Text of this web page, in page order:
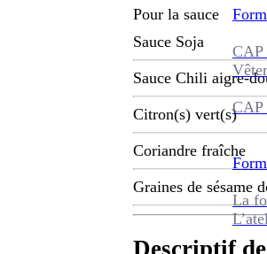
CAP
CAP
La
Pour la sauce
Sauce Soja
Sauce Chili aigre-
Citron(s) vert(s)
Coriandre fraîche
Graines de sésame